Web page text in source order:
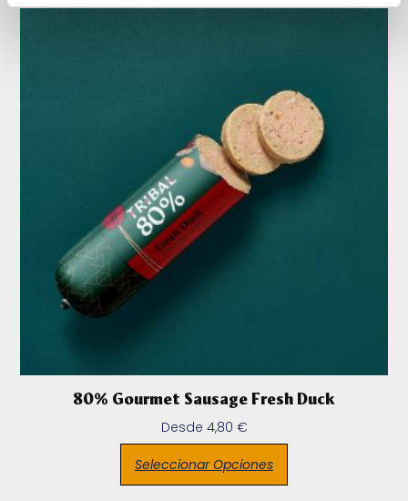
80% Gourmet Sausage Fresh Duck
Desde 4,80 €
Seleccionar Opciones